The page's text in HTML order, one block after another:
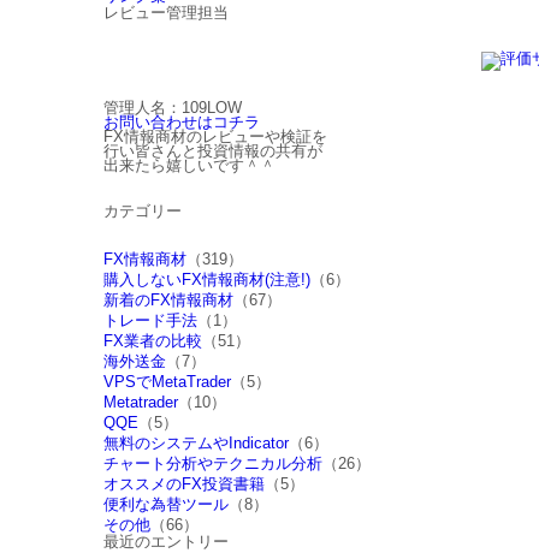
レビュー管理担当
管理人名：109LOW
お問い合わせはコチラ
FX情報商材のレビューや検証を
行い皆さんと投資情報の共有が
出来たら嬉しいです＾＾
カテゴリー
FX情報商材 （319）
購入しないFX情報商材(注意!) （6）
新着のFX情報商材 （67）
トレード手法 （1）
FX業者の比較 （51）
海外送金 （7）
VPSでMetaTrader（5）
Metatrader（10）
QQE （5）
無料のシステムやIndicator（6）
チャート分析やテクニカル分析 （26）
オススメのFX投資書籍 （5）
便利な為替ツール （8）
その他 （66）
最近のエントリー